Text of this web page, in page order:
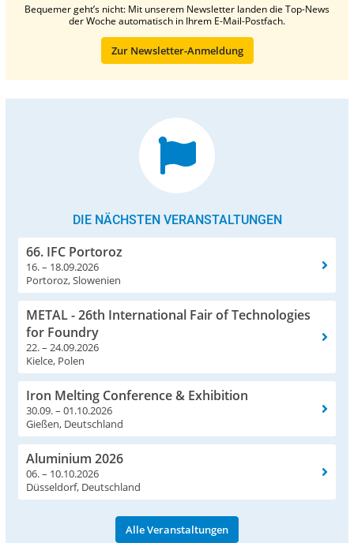
Bequemer geht’s nicht: Mit unserem Newsletter landen die Top-News
der Woche automatisch in Ihrem E-Mail-Postfach.
Zur Newsletter-Anmeldung
DIE NÄCHSTEN VERANSTALTUNGEN
66. IFC Portoroz
16. – 18.09.2026
Portoroz, Slowenien
METAL - 26th International Fair of Technologies
for Foundry
22. – 24.09.2026
Kielce, Polen
Iron Melting Conference & Exhibition
30.09. – 01.10.2026
Gießen, Deutschland
Aluminium 2026
06. – 10.10.2026
Düsseldorf, Deutschland
Alle Veranstaltungen